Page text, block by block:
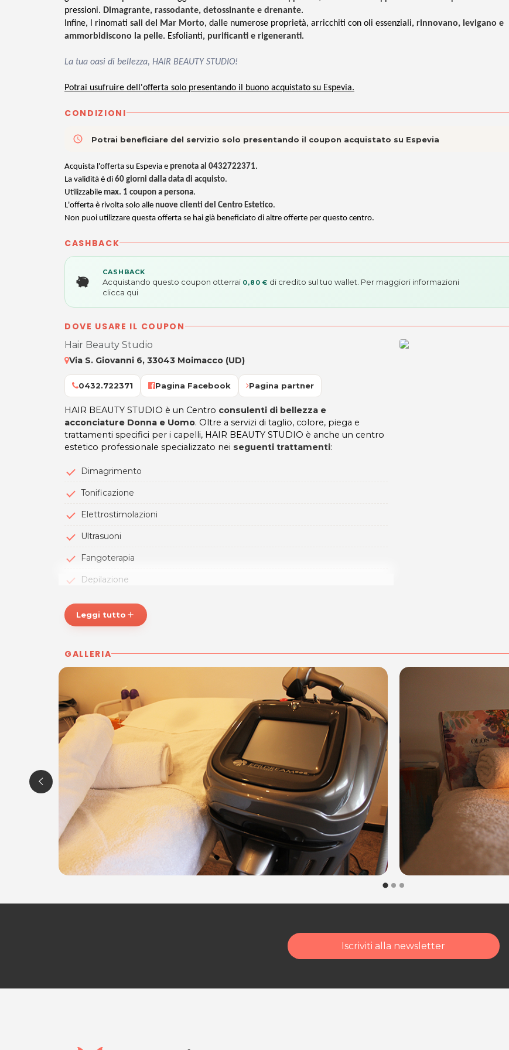
pressioni. Dimagrante, rassodante, detossinante e drenante.
Infine,
l rinomati sali del Mar Morto, dalle numerose proprietà, arricchiti con oli essenziali, rinnovano, levigano e
ammorbidiscono la pelle. Esfolianti, purificanti e rigeneranti.
La tua oasi di bellezza, HAIR BEAUTY STUDIO!
Potrai usufruire dell'offerta solo presentando il buono acquistato su Espevia.
CONDIZIONI
access_time Potrai beneficiare del servizio solo presentando il coupon acquistato su Espevia
Acquista l'offerta su Espevia e prenota al 0432722371.
La validità è di 60 giorni dalla data di acquisto.
Utilizzabile max. 1 coupon a persona.
L'offerta è rivolta solo alle nuove clienti del Centro Estetico.
Non puoi utilizzare questa offerta se hai già beneficiato di altre offerte per questo centro.
CASHBACK
CASHBACK
Acquistando questo coupon otterrai 0,80 € di credito sul tuo wallet. Per maggiori informazioni
clicca qui
DOVE USARE IL COUPON
Hair Beauty Studio
Via S. Giovanni 6, 33043 Moimacco (UD)
0432.722371 Pagina Facebook Pagina partner
HAIR BEAUTY STUDIO è un Centro consulenti di bellezza e
acconciature Donna e Uomo. Oltre a servizi di taglio, colore, piega e
trattamenti specifici per i capelli, HAIR BEAUTY STUDIO è anche un centro
estetico professionale specializzato nei seguenti trattamenti:
Dimagrimento
Tonificazione
Elettrostimolazioni
Ultrasuoni
Fangoterapia
Depilazione
Ricostruzione e Decorazione Unghie
Il centro utilizza esclusivamenteprodotti di altissima qualitàe lostaff,
, esegue con cura e maestria
trattamenti specifici e mirati
in base alle esigenze dei propri Clienti.
La bellezza non è altro che una promessa di felicità. Affidati alla
professionalità HAIR BEAUTY STUDIO per sentirti bella più che mai!
ORARI
Lunedì: 9.00 - 17.00
Martedì: chiuso
Mercoledì: 9.00 - 19.00
Giovedì: 9.00 - 17.00
Venerdì 8.30 - 17.00
Sabato: 8.30 - 17.00
HAIR BEAUTY STUDIO
Via San Giovanni, 6
Moimacco (UD)
Tel 0432722371
Per ulteriori informazioni sull'offerta o sulle modalità di acquisto scrivi
Leggi tutto add
GALLERIA
Iscriviti alla newsletter